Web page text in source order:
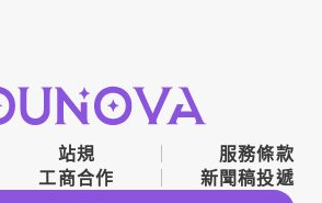
站規
服務條款
工商合作 新聞稿投遞